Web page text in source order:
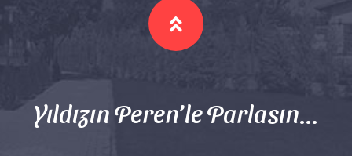
Yıldızın Peren’le Parlasın...